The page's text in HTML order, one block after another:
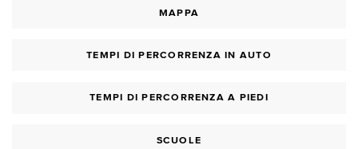
MAPPA
TEMPI DI PERCORRENZA IN AUTO
TEMPI DI PERCORRENZA A PIEDI
SCUOLE